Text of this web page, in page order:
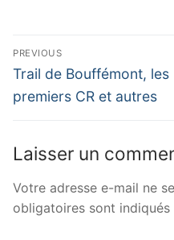
Navigation
de
l’article
PREVIOUS
Previous
post:
Trail de Bouffémont, les
premiers CR et autres
Laisser un
Votre adresse e-mail ne
obligatoires sont indiqués